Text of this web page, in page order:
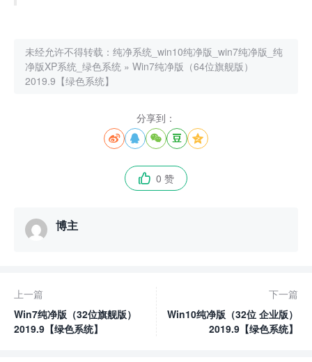
未经允许不得转载： 纯净系统_win10纯净版_win7纯净版_纯
净版XP系统_绿色系统 » Win7纯净版（64位旗舰版）
2019.9【绿色系统】
分享到：
    
 0 赞
博主
上一篇
Win7纯净版（32位旗舰版）
2019.9【绿色系统】
下一篇
Win10纯净版（32位 企业版）
2019.9【绿色系统】